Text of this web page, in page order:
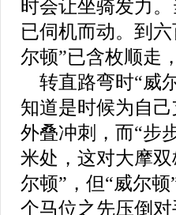
时会让坐骑发力
已伺机而动。到
尔顿”已含枚顺走
转直路弯时“威
知道是时候为自
外叠冲刺，而“步
米处，这对大摩双
尔顿” ，但“威尔顿
个马位之先压倒